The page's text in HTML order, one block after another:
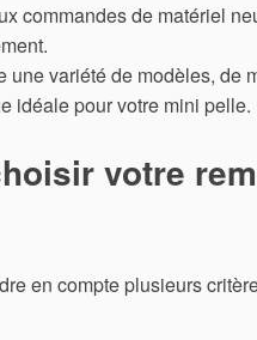
commandes de matériel
une variété de modèles, de
idéale pour votre mini pelle.
votre
en compte plusieurs